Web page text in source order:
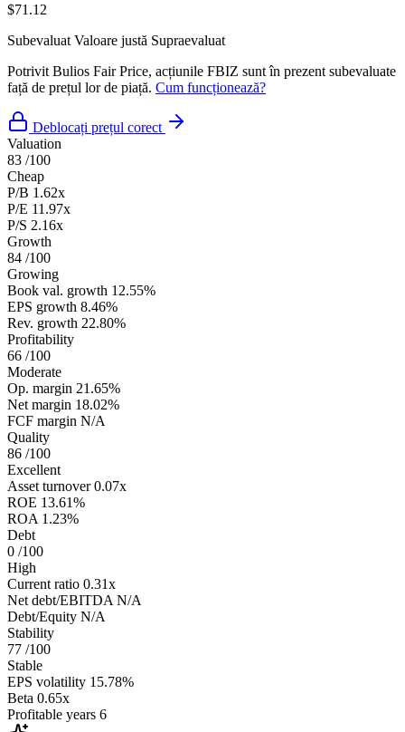
$71.12
Subevaluat Valoare justă Supraevaluat
Potrivit Bulios Fair Price, acțiunile FBIZ sunt în prezent subevaluate
față de prețul lor de piață. Cum funcționează?
Deblocați prețul corect
Valuation
83 /100
Cheap
P/B 1.62x
P/E 11.97x
P/S 2.16x
Growth
84 /100
Growing
Book val. growth 12.55%
EPS growth 8.46%
Rev. growth 22.80%
Profitability
66 /100
Moderate
Op. margin 21.65%
Net margin 18.02%
FCF margin N/A
Quality
86 /100
Excellent
Asset turnover 0.07x
ROE 13.61%
ROA 1.23%
Debt
0 /100
High
Current ratio 0.31x
Net debt/EBITDA N/A
Debt/Equity N/A
Stability
77 /100
Stable
EPS volatility 15.78%
Beta 0.65x
Profitable years 6